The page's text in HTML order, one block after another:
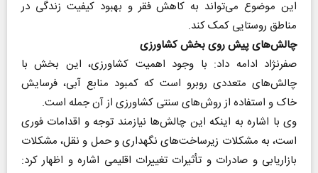
این موضوع می‌تواند به کاهش فقر و بهبود کیفیت زندگی در
مناطق روستایی کمک کند.
چالش‌های پیش روی بخش کشاورزی
صفرنژاد ادامه داد: با وجود اهمیت کشاورزی، این بخش با
چالش‌های متعددی روبرو است که کمبود منابع آبی، فرسایش
خاک و استفاده از روش‌های سنتی کشاورزی از آن جمله است.
وی با اشاره به اینکه این چالش‌ها نیازمند توجه و اقدامات فوری
است، به مشکلات زیرساخت‌های نگهداری و حمل و نقل، مشکلات
بازاریابی و صادرات و تأثیرات تغییرات اقلیمی اشاره و اظهار کرد: